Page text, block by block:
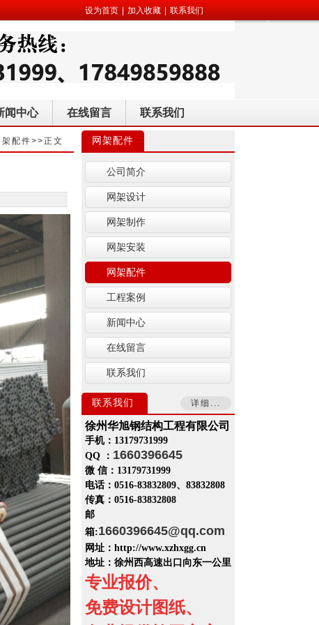
设为首页 加入收藏 联系我们
闻中心 在线留言 联系我们
架配件>>正文 网架配件
公司简介
网架设计
网架制作
网架安装
网架配件
工程案例
新闻中心
在线留言
联系我们
联系我们 详细...
徐州华旭钢结构工程有限公司
手机：13179731999
QQ ： 1660396645
微 信：13179731999
电话：0516-83832809、83832808
传真：0516-83832808
邮
箱:1660396645@qq.com
网址：http://www.xzhxgg.cn
地址： 徐州西高速出口向东一公里
专业报价、
免费设计图纸、